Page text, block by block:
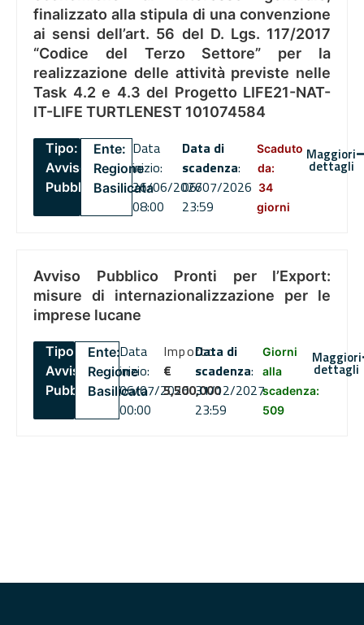
finalizzato alla stipula di una convenzione
ai sensi dell’art. 56 del D. Lgs. 117/2017
“Codice del Terzo Settore” per la
realizzazione delle attività previste nelle
Task 4.2 e 4.3 del Progetto LIFE21-NAT-
IT-LIFE TURTLENEST 101074584
Tipo:
Avviso
Pubblico
Ente:
Regione
Basilicata
Data
inizio:
26/06/2026
08:00
Data di
scadenza:
06/07/2026
23:59
Scaduto
da:
34
giorni
Maggiori
dettagli
Avviso Pubblico Pronti per l’Export:
misure di internazionalizzazione per le
imprese lucane
Tipo:
Avviso
Pubblico
Ente:
Regione
Basilicata
Data
inizio:
06/07/2026
00:00
Importo
€
5,500,000
Data di
scadenza:
31/12/2027
23:59
Giorni
alla
scadenza:
509
Maggiori
dettagli